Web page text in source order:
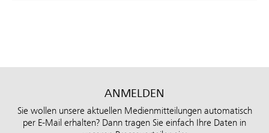
ANMELDEN
Sie wollen unsere aktuellen Medienmitteilungen automatisch
per E-Mail erhalten? Dann tragen Sie einfach Ihre Daten in